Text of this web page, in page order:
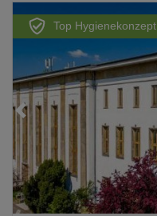
Top Hygienekonzept